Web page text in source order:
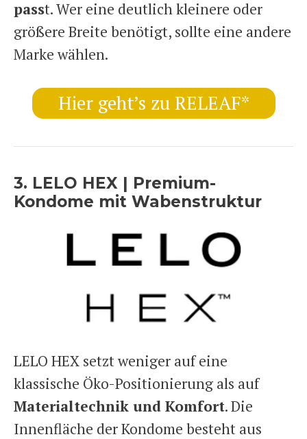
passt. Wer eine deutlich kleinere oder
größere Breite benötigt, sollte eine andere
Marke wählen.
Hier geht’s zu RELEAF*
3. LELO HEX | Premium-
Kondome mit Wabenstruktur
LELO HEX setzt weniger auf eine
klassische Öko-Positionierung als auf
Materialtechnik und Komfort. Die
Innenfläche der Kondome besteht aus